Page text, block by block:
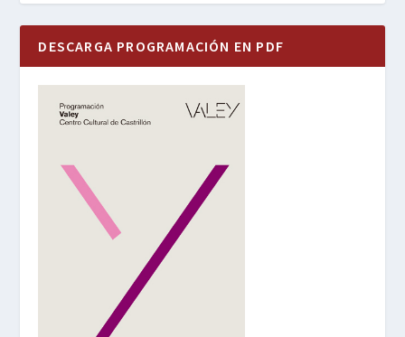
DESCARGA PROGRAMACIÓN EN PDF